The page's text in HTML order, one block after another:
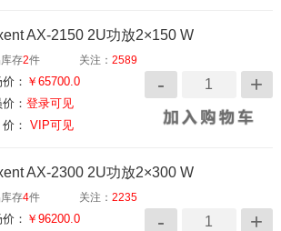
AX-2150 2U功放2×150 W
存2件 关注：2589
： ￥65700.0
价：登录可见
： VIP可见
AX-2300 2U功放2×300 W
存4件 关注：2235
： ￥96200.0